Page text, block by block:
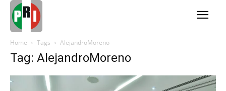
Home Tags AlejandroMoreno
Tag: AlejandroMoreno